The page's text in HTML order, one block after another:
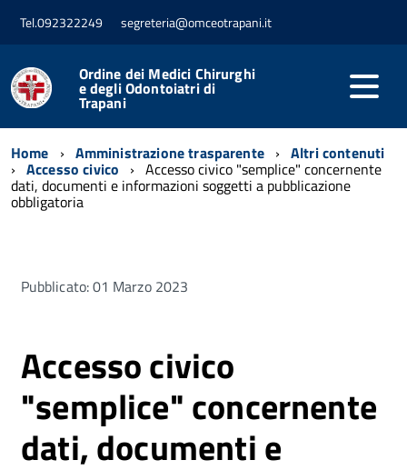
Tel.092322249 segreteria@omceotrapani.it
Ordine dei Medici Chirurghi
e degli Odontoiatri di
Trapani
Home Amministrazione trasparente Altri contenuti
Accesso civico Accesso civico "semplice" concernente
dati, documenti e informazioni soggetti a pubblicazione
obbligatoria
Pubblicato: 01 Marzo 2023
Accesso civico
"semplice" concernente
dati, documenti e